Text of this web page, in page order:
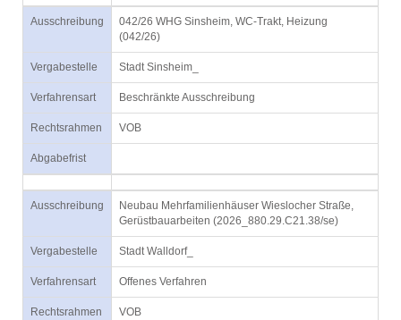
Ausschreibung
042/26 WHG Sinsheim, WC-Trakt, Heizung
(042/26)
Vergabestelle Stadt Sinsheim_
Verfahrensart Beschränkte Ausschreibung
Rechtsrahmen VOB
Abgabefrist
Ausschreibung
Neubau Mehrfamilienhäuser Wieslocher Straße,
Gerüstbauarbeiten (2026_880.29.C21.38/se)
Vergabestelle Stadt Walldorf_
Verfahrensart Offenes Verfahren
Rechtsrahmen VOB